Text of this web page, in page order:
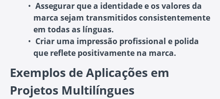
Assegurar que a identidade e os valores da
marca sejam transmitidos consistentemente
em todas as línguas.
Criar uma impressão profissional e polida
que reflete positivamente na marca.
Exemplos de Aplicações em
Projetos Multilíngues